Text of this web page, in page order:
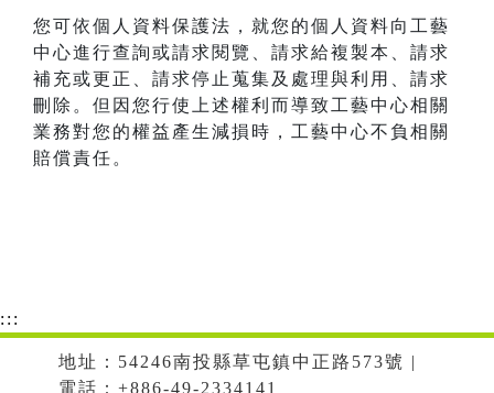
您可依個人資料保護法，就您的個人資料向工藝
中心進行查詢或請求閱覽、請求給複製本、請求
補充或更正、請求停止蒐集及處理與利用、請求
刪除。但因您行使上述權利而導致工藝中心相關
業務對您的權益產生減損時，工藝中心不負相關
賠償責任。
:::
地址：54246南投縣草屯鎮中正路573號 |
電話：+886-49-2334141